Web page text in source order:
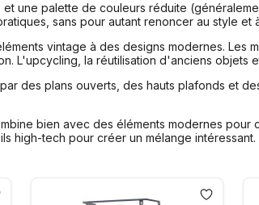
une palette de couleurs réduite
sans pour autant renoncer au style et
vintage à des designs modernes. Les
L'upcycling, la réutilisation d'anciens objets
des plans ouverts, des hauts plafonds et
bien avec des éléments modernes
high-tech pour créer un mélange intéressant.